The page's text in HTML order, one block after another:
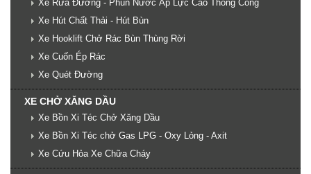
Xe Rửa Đường - Phun Nước Áp Lực Cao Thông Cống
Xe Hút Chất Thải - Hút Bùn
Xe Hooklift Chở Rác Bùn Thùng Rời
Xe Cuốn Ép Rác
Xe Quét Đường
XE CHỞ XĂNG DẦU
Xe Bồn Xi Téc Chở Xăng Dầu
Xe Bồn Xi Téc chở Gas LPG - Oxy Lỏng - Axit
Xe Cứu Hỏa Xe Chữa Cháy